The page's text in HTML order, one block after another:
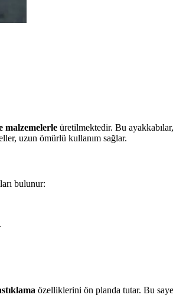
malzemelerle üretilmektedir. Bu
uzun ömürlü kullanım sağlar.
bulunur:
özelliklerini ön planda tutar. Bu